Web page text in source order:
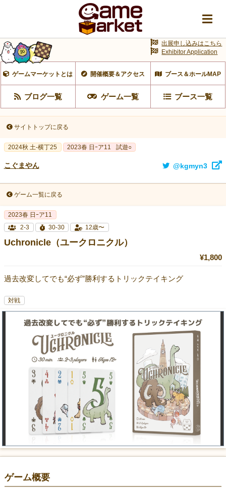
ゲームマーケットとは 開催概要＆アクセス ブース＆ホールMAP
ブログ一覧 ゲーム一覧 ブース一覧
出展申し込みはこちら
Exhibitor Application
サイトトップに戻る
2024秋 土-横丁25 2023春 日ｰア11 試遊○
こぐまやん @kgmyn3
ゲーム一覧に戻る
2023春 日ｰア11
2-3
30-30 12歳〜
Uchronicle（ユークロニクル）
¥1,800
過去改変してでも“必ず”勝利するトリックテイキング
対戦
ゲーム概要